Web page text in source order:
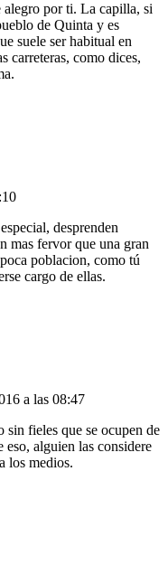
alegro por ti. La capilla, si
de Quinta y es
suele ser habitual en
carreteras, como dices,
desprenden
mas fervor que una gran
poblacion, como tú
cargo de ellas.
a las 08:47
sin fieles que se ocupen de
eso, alguien las considere
los medios.